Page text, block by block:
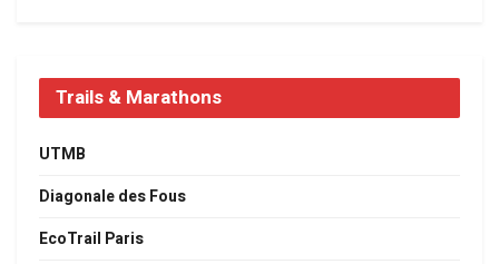
Trails & Marathons
UTMB
Diagonale des Fous
EcoTrail Paris